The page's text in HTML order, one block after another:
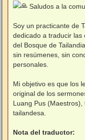
n
e
Saludos a la
Soy un practicante de
dedicado a traducir las
del Bosque de
sin resúmenes, sin
personales.
Mi objetivo es que los
original de los
Luang Pus
tailandesa.
Nota del traductor: